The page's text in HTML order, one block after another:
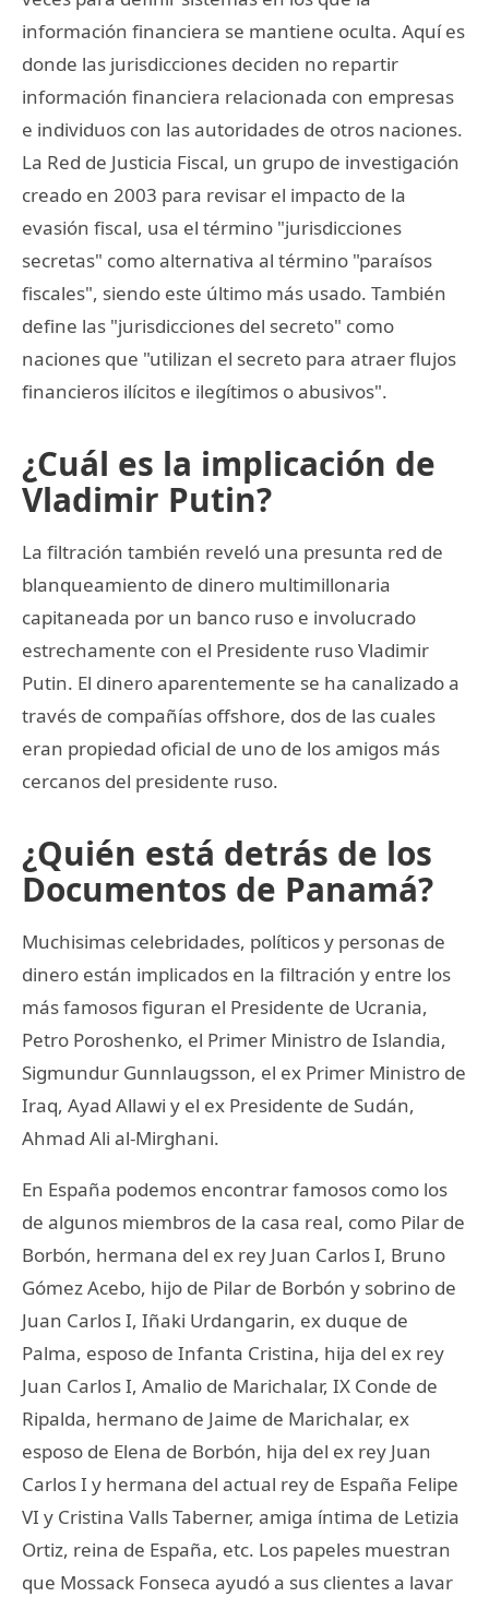
información financiera se mantiene oculta. Aquí es
donde las jurisdicciones deciden no repartir
información financiera relacionada con empresas
e individuos con las autoridades de otros naciones.
La Red de Justicia Fiscal, un grupo de investigación
creado en 2003 para revisar el impacto de la
evasión fiscal, usa el término "jurisdicciones
secretas" como alternativa al término "paraísos
fiscales", siendo este último más usado. También
define las "jurisdicciones del secreto" como
naciones que "utilizan el secreto para atraer flujos
financieros ilícitos e ilegítimos o abusivos".
¿Cuál es la implicación de
Vladimir Putin?
La filtración también reveló una presunta red de
blanqueamiento de dinero multimillonaria
capitaneada por un banco ruso e involucrado
estrechamente con el Presidente ruso Vladimir
Putin. El dinero aparentemente se ha canalizado a
través de compañías offshore, dos de las cuales
eran propiedad oficial de uno de los amigos más
cercanos del presidente ruso.
¿Quién está detrás de los
Documentos de Panamá?
Muchisimas celebridades, políticos y personas de
dinero están implicados en la filtración y entre los
más famosos figuran el Presidente de Ucrania,
Petro Poroshenko, el Primer Ministro de Islandia,
Sigmundur Gunnlaugsson, el ex Primer Ministro de
Iraq, Ayad Allawi y el ex Presidente de Sudán,
Ahmad Ali al-Mirghani.
En España podemos encontrar famosos como los
de algunos miembros de la casa real, como Pilar de
Borbón, hermana del ex rey Juan Carlos I, Bruno
Gómez Acebo, hijo de Pilar de Borbón y sobrino de
Juan Carlos I, Iñaki Urdangarin, ex duque de
Palma, esposo de Infanta Cristina, hija del ex rey
Juan Carlos I, Amalio de Marichalar, IX Conde de
Ripalda, hermano de Jaime de Marichalar, ex
esposo de Elena de Borbón, hija del ex rey Juan
Carlos I y hermana del actual rey de España Felipe
VI y Cristina Valls Taberner, amiga íntima de Letizia
Ortiz, reina de España, etc. Los papeles muestran
que Mossack Fonseca ayudó a sus clientes a lavar